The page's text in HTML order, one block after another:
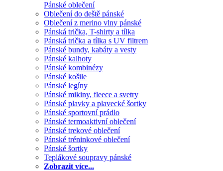
Pánské oblečení
Oblečení do deště pánské
Oblečení z merino vlny pánské
Pánská trička, T-shirty a tílka
Pánská trička a tílka s UV filtrem
Pánské bundy, kabáty a vesty
Pánské kalhoty
Pánské kombinézy
Pánské košile
Pánské legíny
Pánské mikiny, fleece a svetry
Pánské plavky a plavecké šortky
Pánské sportovní prádlo
Pánské termoaktivní oblečení
Pánské trekové oblečení
Pánské tréninkové oblečení
Pánské šortky
Teplákové soupravy pánské
Zobrazit více...